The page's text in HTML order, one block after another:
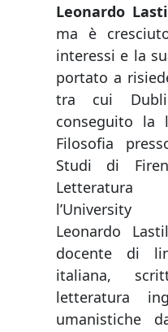
Leonardo
ma è
interessi e la
portato a
tra cui
conseguito la
Filosofia
Studi di
Letteratura
Leonardo
docente di
italiana,
letteratura
umanistiche